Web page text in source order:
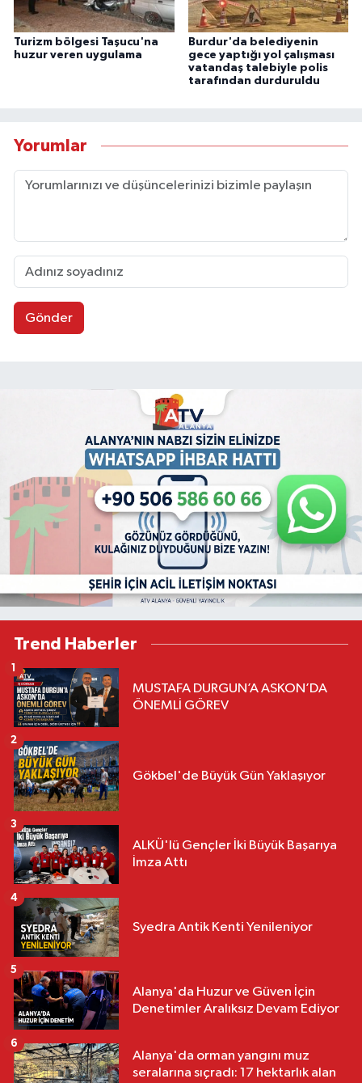
Turizm bölgesi Taşucu'na
huzur veren uygulama
Burdur'da belediyenin
gece yaptığı yol çalışması
vatandaş talebiyle polis
tarafından durduruldu
Yorumlar
Gönder
Trend Haberler
MUSTAFA DURGUN’A ASKON’DA
ÖNEMLİ GÖREV
1
Gökbel'de Büyük Gün Yaklaşıyor
2
ALKÜ'lü Gençler İki Büyük Başarıya
İmza Attı
3
Syedra Antik Kenti Yenileniyor
4
Alanya'da Huzur ve Güven İçin
Denetimler Aralıksız Devam Ediyor
5
Alanya'da orman yangını muz
seralarına sıçradı: 17 hektarlık alan
6